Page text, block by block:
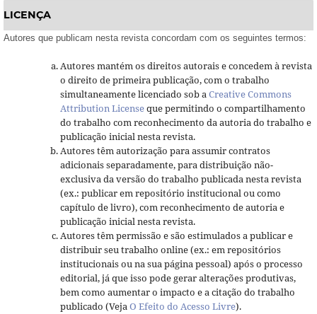
LICENÇA
Autores que publicam nesta revista concordam com os seguintes termos:
Autores mantém os direitos autorais e concedem à revista
o direito de primeira publicação, com o trabalho
simultaneamente licenciado sob aCreative Commons
Attribution Licenseque permitindo o compartilhamento
do trabalho com reconhecimento da autoria do trabalho e
publicação inicial nesta revista.
Autores têm autorização para assumir contratos
adicionais separadamente, para distribuição não-
exclusiva da versão do trabalho publicada nesta revista
(ex.: publicar em repositório institucional ou como
capítulo de livro), com reconhecimento de autoria e
publicação inicial nesta revista.
Autores têm permissão e são estimulados a publicar e
distribuir seu trabalho online (ex.: em repositórios
institucionais ou na sua página pessoal) após o processo
editorial, já que isso pode gerar alterações produtivas,
bem como aumentar o impacto e a citação do trabalho
publicado (VejaO Efeito do Acesso Livre).